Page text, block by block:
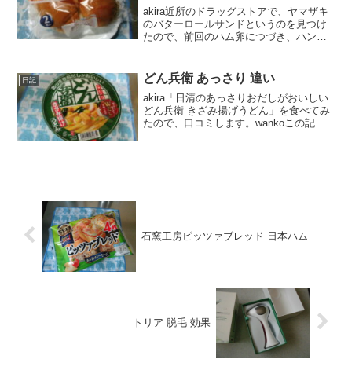
akira近所のドラッグストアで、ヤマザキ
のバターロールサンドというのを見つけ
たので、前回のハム卵につづき、ハンバ
ターロールサンド ハンバーグ＆デミソー
スの口コミ...
日記 どん兵衛 あっさり 違い
akira「日清のあっさりおだしがおいしい
どん兵衛 きざみ揚げうどん」を食べてみ
たので、口コミします。wankoこの記事
石窯工房ピッツァブレッド 日本ハム
トリア 脱毛 効果